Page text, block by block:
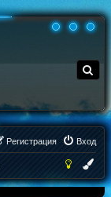
о
Вход
Регистрация